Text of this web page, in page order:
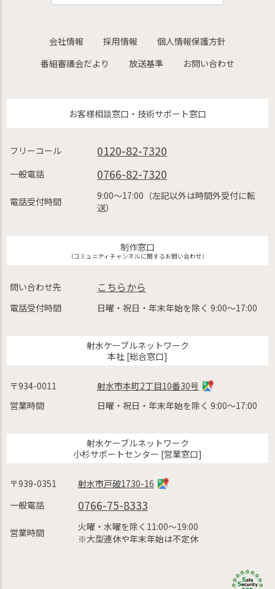
会社情報 採用情報
個人情報保護方針
番組審議会だより
放送基準 お問い合わせ
お客様相談窓口・技術サポート窓口
フリーコール 0120-82-7320
一般電話 0766-82-7320
電話受付時間
9:00〜17:00（左記以外は時間外受付に転
送）
制作窓口
（コミュニティチャンネルに関するお問い合わせ）
問い合わせ先 こちらから
電話受付時間 日曜・祝日・年末年始を除く 9:00〜17:00
射水ケーブルネットワーク
本社 [総合窓口]
〒934-0011
射水市本町2丁目10番30号
営業時間
日曜・祝日・年末年始を除く 9:00〜17:00
射水ケーブルネットワーク
小杉サポートセンター [営業窓口]
〒939-0351
射水市戸破1730-16
一般電話
0766-75-8333
営業時間
火曜・水曜を除く11:00〜19:00
※大型連休や年末年始は不定休